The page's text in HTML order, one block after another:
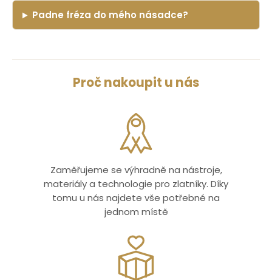
Padne fréza do mého násadce?
Proč nakoupit u nás
Zaměřujeme se výhradně na nástroje,
materiály a technologie pro zlatníky. Díky
tomu u nás najdete vše potřebné na
jednom místě